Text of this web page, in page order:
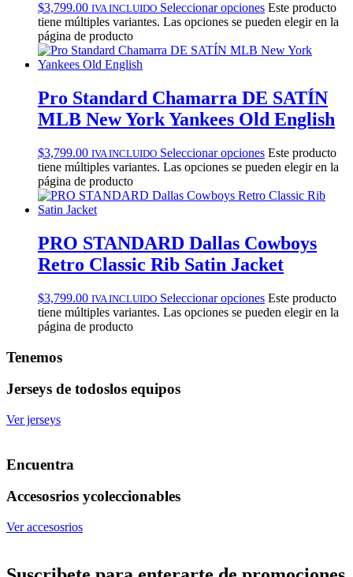
$3,799.00 IVA INCLUIDO Seleccionar opciones Este producto
tiene múltiples variantes. Las opciones se pueden elegir en la
página de producto
Pro Standard Chamarra DE SATÍN
MLB New York Yankees Old English
$3,799.00 IVA INCLUIDO Seleccionar opciones Este producto
tiene múltiples variantes. Las opciones se pueden elegir en la
página de producto
PRO STANDARD Dallas Cowboys
Retro Classic Rib Satin Jacket
$3,799.00 IVA INCLUIDO Seleccionar opciones Este producto
tiene múltiples variantes. Las opciones se pueden elegir en la
página de producto
Tenemos
Jerseys de todoslos equipos
Ver jerseys
Encuentra
Accesosrios ycoleccionables
Ver accesosrios